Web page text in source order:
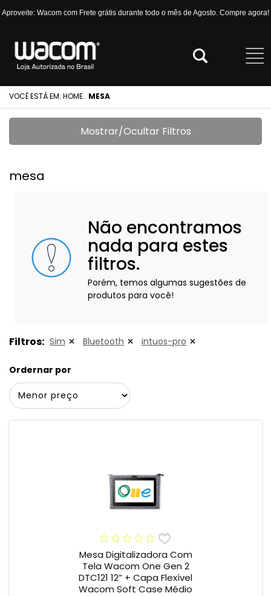
Aproveite: Wacom com Frete grátis durante todo o mês de Agosto. Compre agora!
VOCÊ ESTÁ EM: HOME . MESA
Mostrar/Ocultar Filtros
mesa
Não encontramos
nada para estes
filtros.
Porém, temos algumas sugestões de
produtos para você!
Filtros: Sim Bluetooth intuos-pro
Ordernar por
Mesa Digitalizadora Com
Tela Wacom One Gen 2
DTC121 12” + Capa Flexível
Wacom Soft Case Médio